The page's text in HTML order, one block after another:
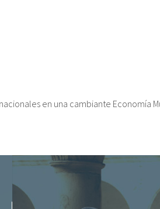
en una cambiante Economía